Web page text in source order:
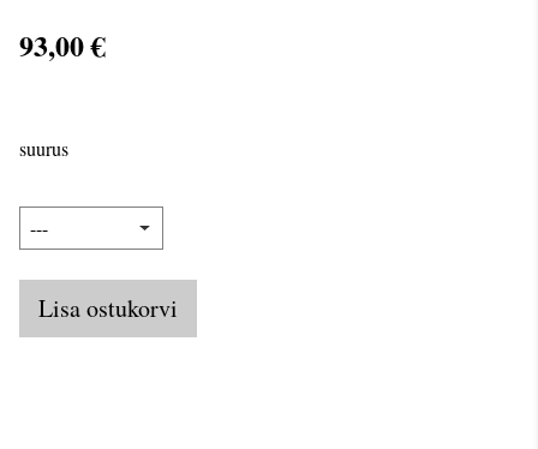
93,00 €
suurus
Lisa ostukorvi